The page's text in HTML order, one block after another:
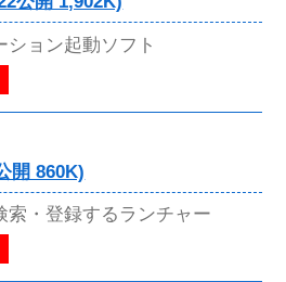
ション起動ソフト
開 860K)
索・登録するランチャー